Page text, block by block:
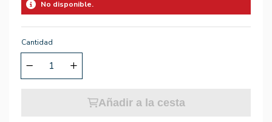
No disponible.
Cantidad
Añadir a la cesta